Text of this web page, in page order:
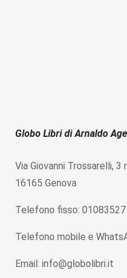
Globo Libri di Arnaldo
Via Giovanni Trossarelli, 3
16165 Genova
Telefono fisso:
Telefono mobile e
Email: info@globolibri.it